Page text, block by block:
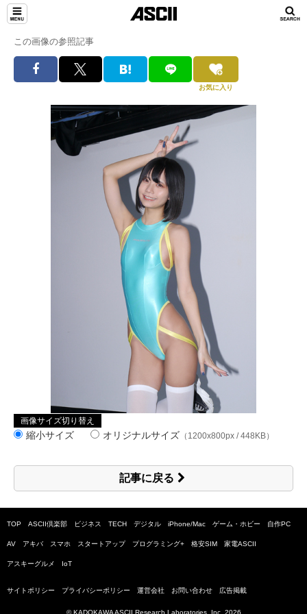
この画像の参照記事
お気に入り
画像サイズ切り替え
縮小サイズ オリジナルサイズ （1200x800px / 448KB）
記事に戻る
TOP ASCII倶楽部 ビジネス TECH デジタル iPhone/Mac ゲーム・ホビー 自作PC
AV アキバ スマホ スタートアップ プログラミング+ 格安SIM 家電ASCII
アスキーグルメ IoT
サイトポリシー プライバシーポリシー 運営会社 お問い合わせ 広告掲載
© KADOKAWA ASCII Research Laboratories, Inc. 2026